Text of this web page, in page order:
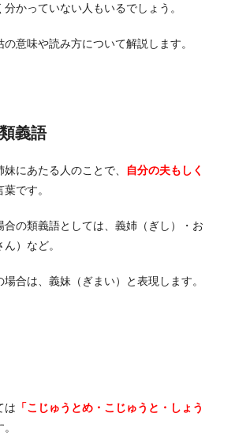
かっていない人もいるでしょう。
意味や読み方について解説します。
義語
にあたる人のことで、
自分の夫もしく
です。
合の類義語としては、義姉（ぎし）・お
）など。
場合は、義妹（ぎまい）と表現します。
は 「こじゅうとめ・こじゅうと・しょう